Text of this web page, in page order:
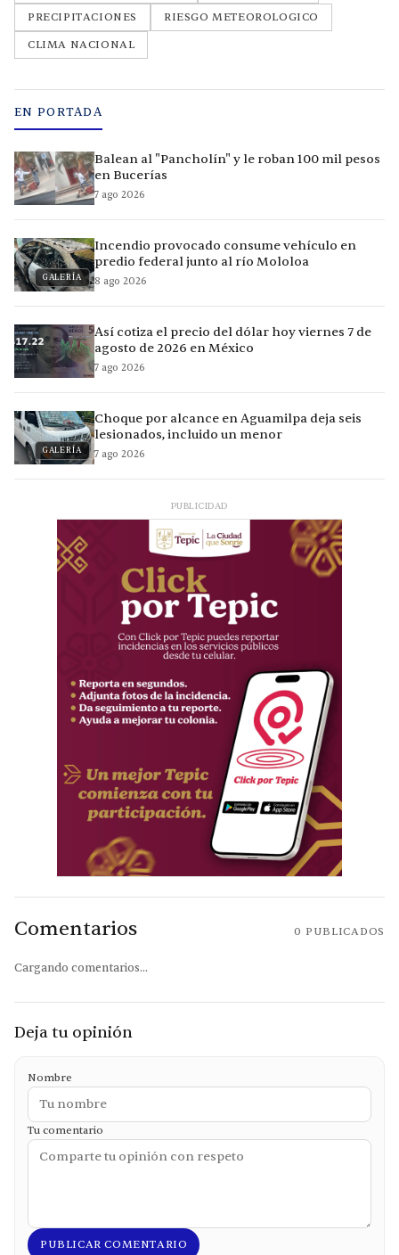
PRECIPITACIONES
RIESGO METEOROLOGICO
CLIMA NACIONAL
EN PORTADA
Balean al "Pancholín" y le roban 100 mil pesos
en Bucerías
7 ago 2026
GALERÍA
Incendio provocado consume vehículo en
predio federal junto al río Mololoa
8 ago 2026
Así cotiza el precio del dólar hoy viernes 7 de
agosto de 2026 en México
7 ago 2026
GALERÍA
Choque por alcance en Aguamilpa deja seis
lesionados, incluido un menor
7 ago 2026
PUBLICIDAD
Comentarios 0 PUBLICADOS
Cargando comentarios...
Deja tu opinión
Nombre
Tu comentario
PUBLICAR COMENTARIO